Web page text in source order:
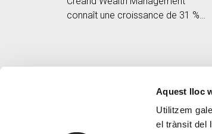
Aquest lloc
Utilitzem
el trànsit del
connaît une croissance de 31 %